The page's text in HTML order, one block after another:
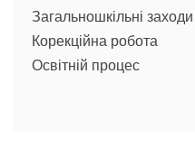
Загальношкільні заходи
Корекційна робота
Освітній процес